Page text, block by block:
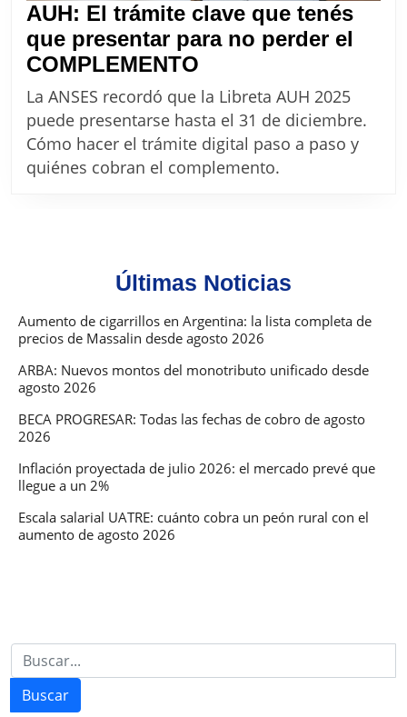
AUH: El trámite clave que tenés
que presentar para no perder el
COMPLEMENTO
El
trámite
clave
que
no
perder
el
COMPLEMENTO
La ANSES recordó que la Libreta AUH 2025
puede presentarse hasta el 31 de diciembre.
Cómo hacer el trámite digital paso a paso y
quiénes cobran el complemento.
Últimas Noticias
Aumento de cigarrillos en Argentina: la lista completa de
precios de Massalin desde agosto 2026
ARBA: Nuevos montos del monotributo unificado desde
agosto 2026
BECA PROGRESAR: Todas las fechas de cobro de agosto
2026
Inflación proyectada de julio 2026: el mercado prevé que
llegue a un 2%
Escala salarial UATRE: cuánto cobra un peón rural con el
aumento de agosto 2026
Buscar